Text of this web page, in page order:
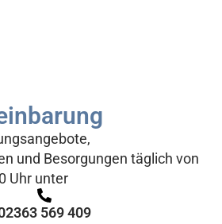
und Besorgungen täglich von
Uhr unter
569 409